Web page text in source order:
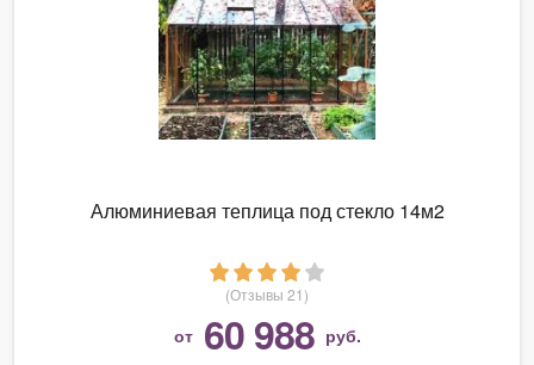
Алюминиевая теплица под стекло 14м2
(Отзывы 21)
от 60 988 руб.